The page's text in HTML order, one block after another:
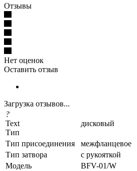
Отзывы
Нет оценок
Оставить отзыв
Загрузка отзывов...
?
Text
Тип
дисковый
Тип присоединения
межфланцевое
Тип затвора
с рукояткой
Модель
BFV-01/W